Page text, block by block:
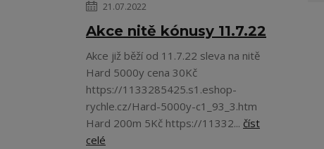
21.07.2022
Akce nitě kónusy 11.7.22
Akce již běží od 11.7.22 sleva na nitě
Hard 5000y cena 30Kč
https://1133285425.s1.eshop-
rychle.cz/Hard-5000y-c1_93_3.htm
Hard 200m 5Kč https://11332... číst
celé